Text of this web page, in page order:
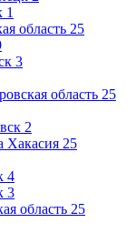
1
область 25
3
область 25
2
Хакасия 25
4
3
область 25